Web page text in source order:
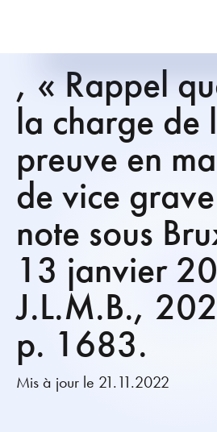
, « Rappel
la charge de
preuve en
de vice
note sous
13 janvier
J.L.M.B.,
p. 1683.
Mis à jour le 21.11.2022